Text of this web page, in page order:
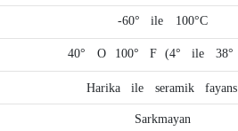
-60° ile 100°C
40° O 100° F (4° ile 38°
Harika ile seramik fayans
Sarkmayan